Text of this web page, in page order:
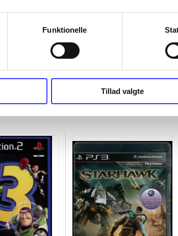
Funktionelle
Tillad valgte